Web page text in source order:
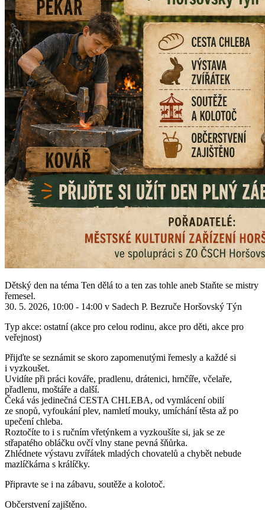
Dětský den na téma Ten dělá to a ten zas tohle aneb Staňte se mistry
řemesel.
30. 5. 2026, 10:00 - 14:00 v Sadech P. Bezruče Horšovský Týn
Typ akce: ostatní (akce pro celou rodinu, akce pro děti, akce pro
veřejnost)
Přijďte se seznámit se skoro zapomenutými řemesly a každé si
i vyzkoušet.
Uvidíte při práci kováře, pradlenu, drátenici, hrnčíře, včelaře,
přadlenu, moštáře a další.
Čeká vás jedinečná CESTA CHLEBA, od vymlácení obilí
ze snopů, vyfoukání plev, namletí mouky, umíchání těsta až po
upečení chleba.
Roztočíte to i s ručním vřetýnkem a vyzkoušíte si, jak se ze
střapatého obláčku ovčí vlny stane pevná šňůrka.
Zhlédnete výstavu zvířátek mladých chovatelů a chybět nebude
mazlíčkárna s králíčky.
Připravte se i na zábavu, soutěže a kolotoč.
Občerstvení zajištěno.